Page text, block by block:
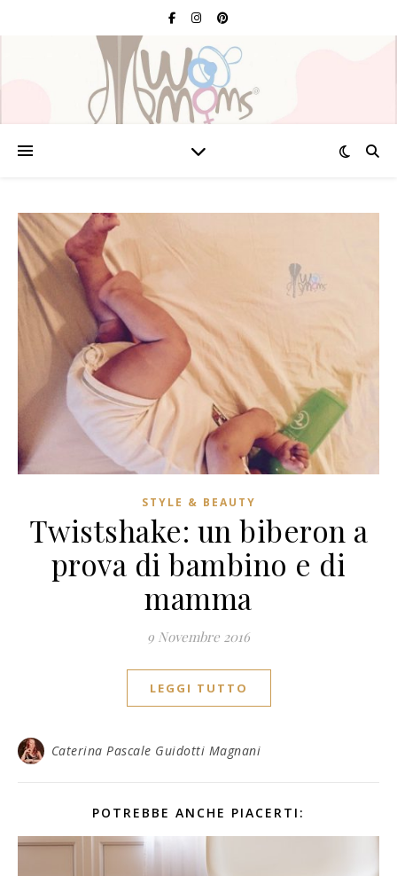
STYLE & BEAUTY
Twistshake: un biberon a
prova di bambino e di
mamma
9 Novembre 2016
LEGGI TUTTO
Caterina Pascale Guidotti Magnani
POTREBBE ANCHE PIACERTI: